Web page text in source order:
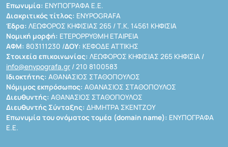
Επωνυμία: ΕΝΥΠΟΓΡΑΦΑ Ε.Ε.
Διακριτικός τίτλος: ENYPOGRAFA
Έδρα: ΛΕΩΦΟΡΟΣ ΚΗΦΙΣΙΑΣ 265 / Τ.Κ. 14561 ΚΗΦΙΣΙΑ
Νομική μορφή: ΕΤΕΡΟΡΡΥΘΜΗ ΕΤΑΙΡΕΙΑ
ΑΦΜ: 803111230 /ΔΟΥ: ΚΕΦΟΔΕ ΑΤΤΙΚΗΣ
Στοιχεία επικοινωνίας: ΛΕΩΦΟΡΟΣ ΚΗΦΙΣΙΑΣ 265 ΚΗΦΙΣΙΑ /
info@enypografa.gr / 210 8100583
Ιδιοκτήτης: ΑΘΑΝΑΣΙΟΣ ΣΤΑΘΟΠΟΥΛΟΣ
Νόμιμος εκπρόσωπος: ΑΘΑΝΑΣΙΟΣ ΣΤΑΘΟΠΟΥΛΟΣ
Διευθυντής: ΑΘΑΝΑΣΙΟΣ ΣΤΑΘΟΠΟΥΛΟΣ
Διευθυντής Σύνταξης: ΔΗΜΗΤΡΑ ΣΚΕΝΤΖΟΥ
Επωνυμία του ονόματος τομέα (domain name): ΕΝΥΠΟΓΡΑΦΑ
Ε.Ε.